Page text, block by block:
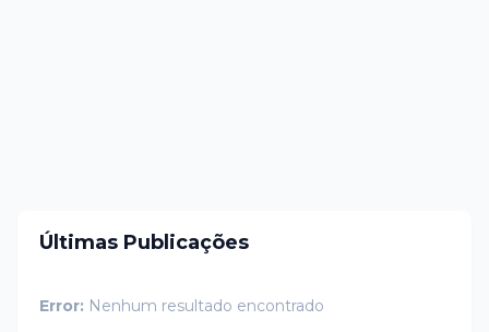
Últimas Publicações
Error: Nenhum resultado encontrado